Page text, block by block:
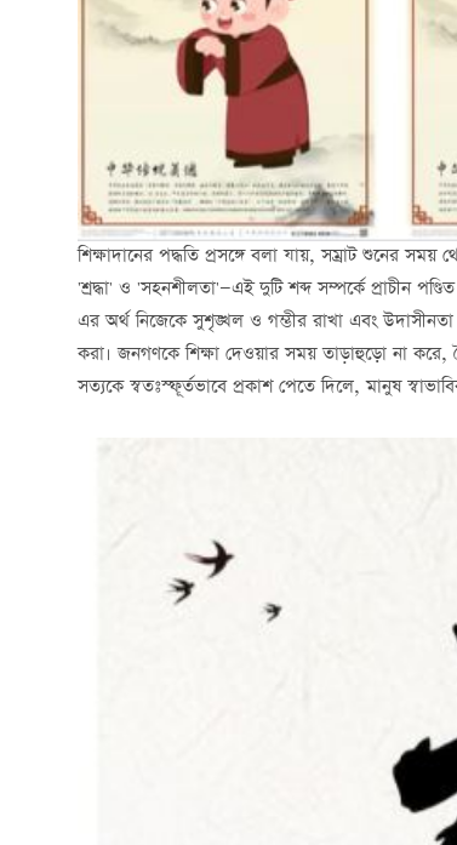
শিক্ষাদানের পদ্ধতি প্রসঙ্গে বলা যায়, সম্রাট শুনের সময়
'শ্রদ্ধা' ও 'সহনশীলতা'—এই দুটি শব্দ সম্পর্কে প্রাচীন
এর অর্থ নিজেকে সুশৃঙ্খল ও গম্ভীর রাখা এবং
করা। জনগণকে শিক্ষা দেওয়ার সময় তাড়াহুড়ো না করে,
সত্যকে স্বতঃস্ফূর্তভাবে প্রকাশ পেতে দিলে, মানুষ